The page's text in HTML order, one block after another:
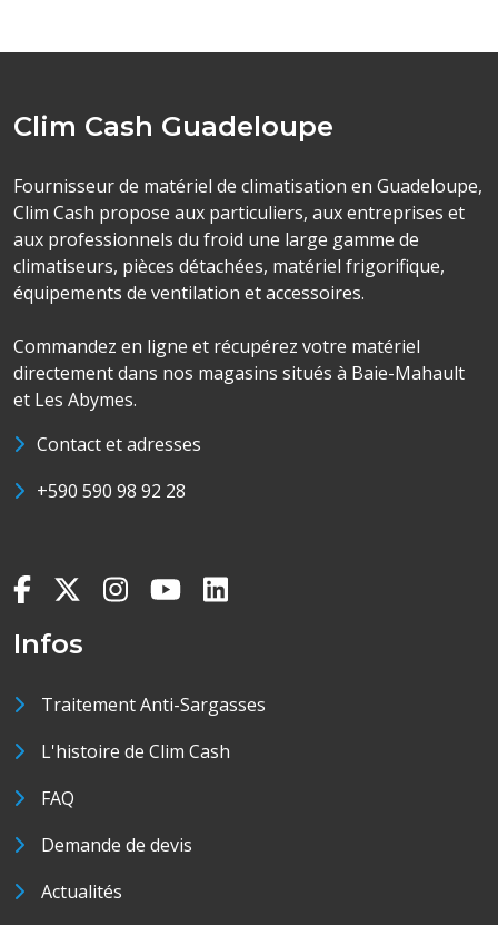
Clim Cash Guadeloupe
Fournisseur de matériel de climatisation en Guadeloupe,
Clim Cash propose aux particuliers, aux entreprises et
aux professionnels du froid une large gamme de
climatiseurs, pièces détachées, matériel frigorifique,
équipements de ventilation et accessoires.
Commandez en ligne et récupérez votre matériel
directement dans nos magasins situés à Baie-Mahault
et Les Abymes.
Contact et adresses
+590 590 98 92 28
Infos
Traitement Anti-Sargasses
L'histoire de Clim Cash
FAQ
Demande de devis
Actualités